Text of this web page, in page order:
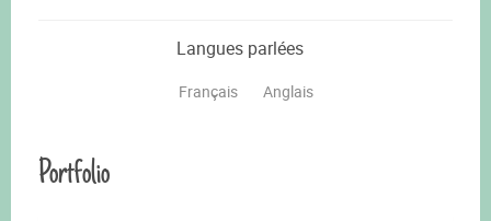
Langues parlées
Français Anglais
Portfolio